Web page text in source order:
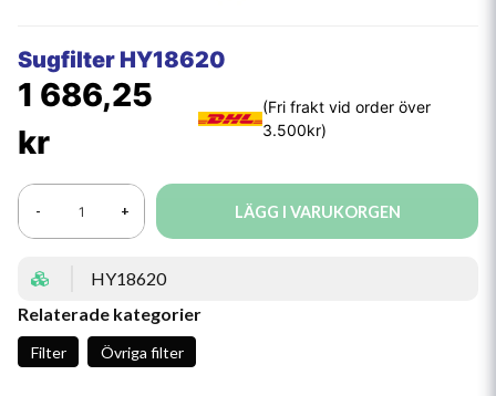
Sugfilter HY18620
1 686,25
kr
- + LÄGG I VARUKORGEN
HY18620
Relaterade kategorier
Filter Övriga filter